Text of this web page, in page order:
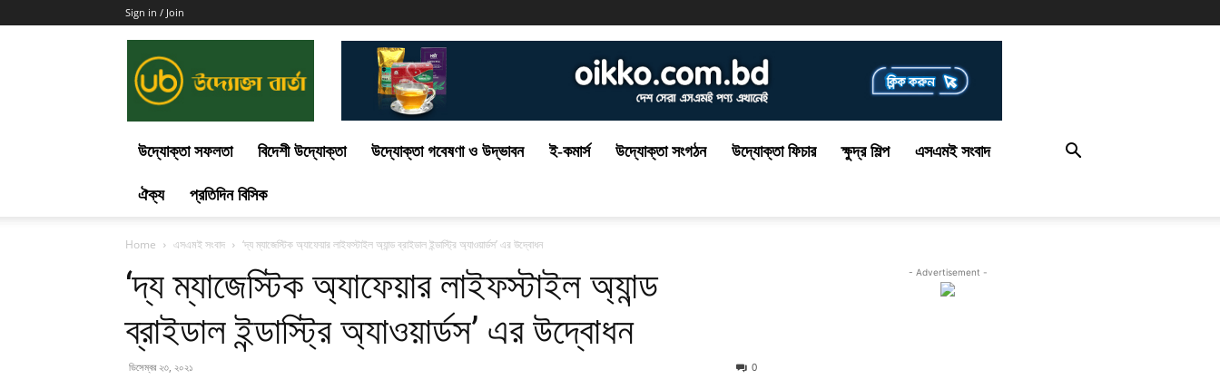
Sign in / Join
উদ্যোক্তা সফলতা বিদেশী উদ্যোক্তা উদ্যোক্তা গবেষণা ও উদ্ভাবন ই-কমার্স উদ্যোক্তা সংগঠন উদ্যোক্তা ফিচার ক্ষুদ্র শিল্প এসএমই সংবাদ
ঐক্য প্রতিদিন বিসিক
Home এসএমই সংবাদ ‘দ্য ম্যাজেস্টিক অ্যাফেয়ার লাইফস্টাইল অ্যান্ড ব্রাইডাল ইন্ডাস্ট্রি অ্যাওয়ার্ডস’ এর উদ্বোধন
‘দ্য ম্যাজেস্টিক অ্যাফেয়ার লাইফস্টাইল অ্যান্ড
ব্রাইডাল ইন্ডাস্ট্রি অ্যাওয়ার্ডস’ এর উদ্বোধন
ডিসেম্বর ২৩, ২০২১ 0
- Advertisement -